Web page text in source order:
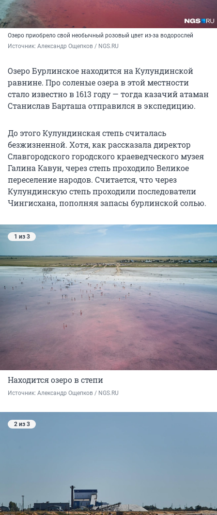
Озеро приобрело свой необычный розовый цвет из-за водорослей
Источник: Александр Ощепков / NGS.RU
Озеро Бурлинское находится на Кулундинской
равнине. Про соленые озера в этой местности
стало известно в 1613 году — тогда казачий атаман
Станислав Барташа отправился в экспедицию.
До этого Кулундинская степь считалась
безжизненной. Хотя, как рассказала директор
Славгородского городского краеведческого музея
Галина Кавун, через степь проходило Великое
переселение народов. Считается, что через
Кулундинскую степь проходили последователи
Чингисхана, пополняя запасы бурлинской солью.
1 из 3
Находится озеро в степи
Источник: Александр Ощепков / NGS.RU
2 из 3